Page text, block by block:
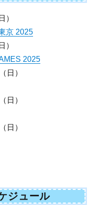
）
京 2025
）
2025
日）
日）
日）
ジュール